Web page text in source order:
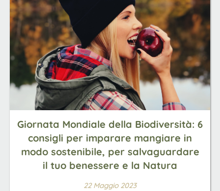
Giornata Mondiale della Biodiversità: 6
consigli per imparare mangiare in
modo sostenibile, per salvaguardare
il tuo benessere e la Natura
22 Maggio 2023